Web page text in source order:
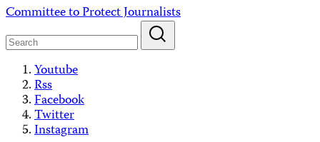
Skip
content
Committee to Protect Journalists
Youtube
Rss
Facebook
Twitter
Instagram